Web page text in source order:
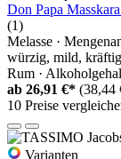
Don Papa
(1)
Melasse ·
würzig, mild,
Rum ·
ab 26,91 €* (38,44
10 Preise
Varianten